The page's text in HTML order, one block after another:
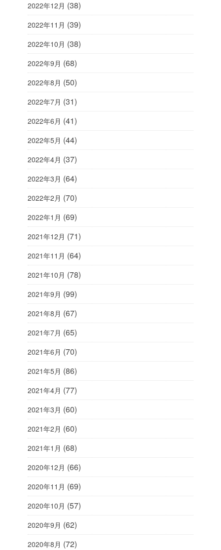
2022年12月 (38)
2022年11月 (39)
2022年10月 (38)
2022年9月 (68)
2022年8月 (50)
2022年7月 (31)
2022年6月 (41)
2022年5月 (44)
2022年4月 (37)
2022年3月 (64)
2022年2月 (70)
2022年1月 (69)
2021年12月 (71)
2021年11月 (64)
2021年10月 (78)
2021年9月 (99)
2021年8月 (67)
2021年7月 (65)
2021年6月 (70)
2021年5月 (86)
2021年4月 (77)
2021年3月 (60)
2021年2月 (60)
2021年1月 (68)
2020年12月 (66)
2020年11月 (69)
2020年10月 (57)
2020年9月 (62)
2020年8月 (72)